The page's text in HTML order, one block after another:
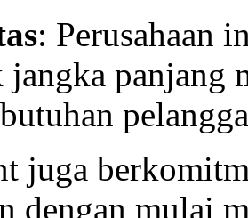
: Perusahaan
jangka panjang
juga
dengan mulai